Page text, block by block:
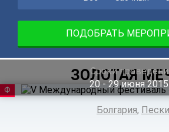
ПОДОБРАТЬ
ЗОЛОТАЯ
Сроки
20 ‐ 29июня
ФЕСТИВАЛЬ
Болгария, Пески